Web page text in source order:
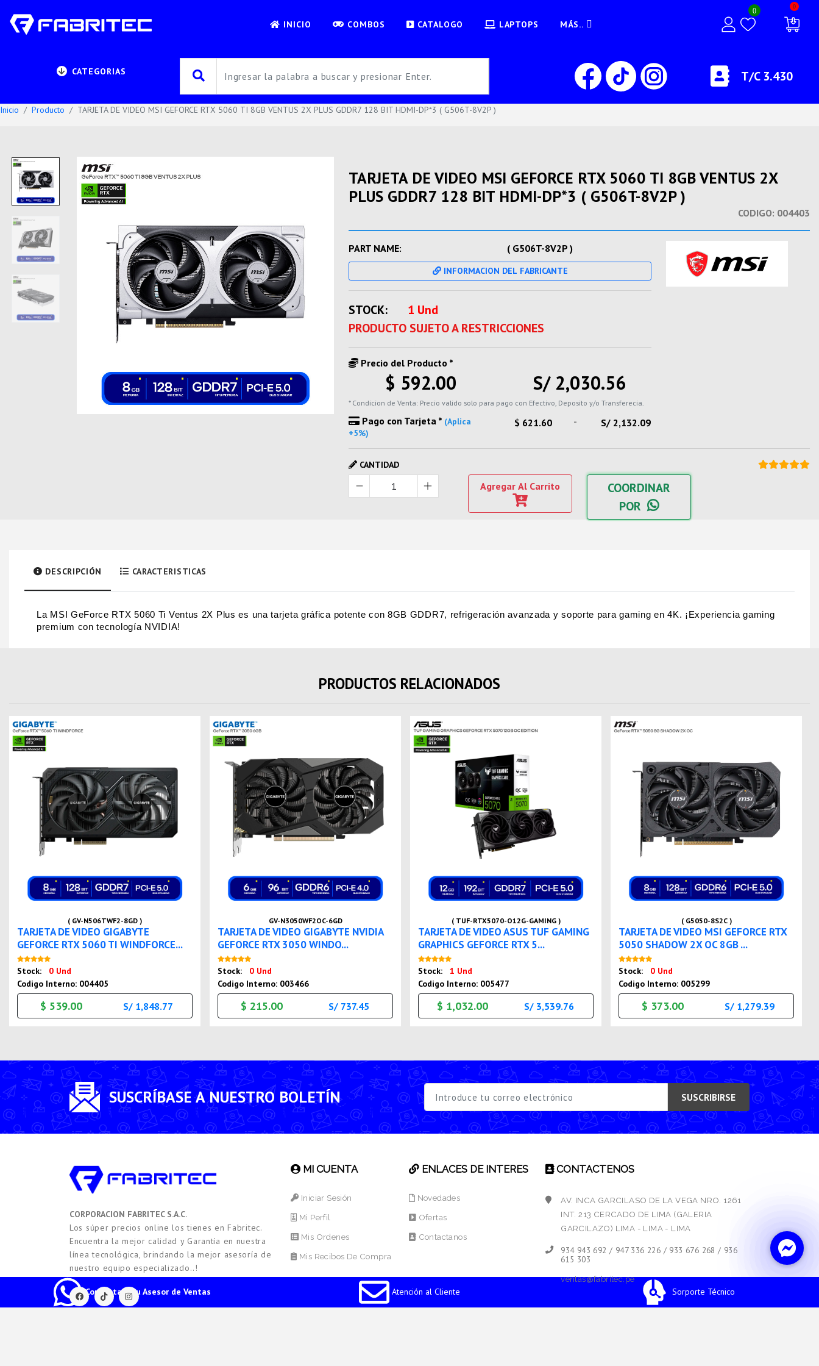
INICIO COMBOS CATALOGO LAPTOPS MÁS..
0
0
CATEGORIAS T/C 3.430
Inicio Producto TARJETA DE VIDEO MSI GEFORCE RTX 5060 TI 8GB VENTUS 2X PLUS GDDR7 128 BIT HDMI-DP*3 ( G506T-8V2P )
TARJETA DE VIDEO MSI GEFORCE RTX 5060 TI 8GB VENTUS 2X
PLUS GDDR7 128 BIT HDMI-DP*3 ( G506T-8V2P )
CODIGO: 004403
PART NAME: ( G506T-8V2P )
INFORMACION DEL FABRICANTE
STOCK:
1 Und
PRODUCTO SUJETO A RESTRICCIONES
Precio del Producto *
$ 592.00 S/ 2,030.56
* Condicion de Venta: Precio valido solo para pago con Efectivo, Deposito y/o Transferecia.
Pago con Tarjeta * (Aplica
+5%)
$ 621.60 - S/ 2,132.09
CANTIDAD
Agregar Al Carrito
COORDINAR
POR
DESCRIPCIÓN CARACTERISTICAS
La MSI GeForce RTX 5060 Ti Ventus 2X Plus es una tarjeta gráfica potente con 8GB GDDR7, refrigeración avanzada y soporte para gaming en 4K. ¡Experiencia gaming
premium con tecnología NVIDIA!
PRODUCTOS RELACIONADOS
( GV-N506TWF2-8GD )
TARJETA DE VIDEO GIGABYTE
GEFORCE RTX 5060 TI WINDFORCE...
Stock:
0 Und
Codigo Interno: 004405
$ 539.00 S/ 1,848.77
GV-N3050WF2OC-6GD
TARJETA DE VIDEO GIGABYTE NVIDIA
GEFORCE RTX 3050 WINDO...
Stock:
0 Und
Codigo Interno: 003466
$ 215.00 S/ 737.45
( TUF-RTX5070-O12G-GAMING )
TARJETA DE VIDEO ASUS TUF GAMING
GRAPHICS GEFORCE RTX 5...
Stock:
1 Und
Codigo Interno: 005477
$ 1,032.00 S/ 3,539.76
( G5050-8S2C )
TARJETA DE VIDEO MSI GEFORCE RTX
5050 SHADOW 2X OC 8GB ...
Stock:
0 Und
Codigo Interno: 005299
$ 373.00 S/ 1,279.39
SUSCRÍBASE A NUESTRO BOLETÍN SUSCRIBIRSE
Contacta a tu Asesor de Ventas Atención al Cliente Sorporte Técnico
CORPORACION FABRITEC S.A.C.
Los súper precios online los tienes en Fabritec.
Encuentra la mejor calidad y Garantía en nuestra
línea tecnológica, brindando la mejor asesoría de
nuestro equipo especializado..!
MI CUENTA
Iniciar Sesión
Mi Perfil
Mis Ordenes
Mis Recibos De Compra
ENLACES DE INTERES
Novedades
Ofertas
Contactanos
CONTACTENOS
AV. INCA GARCILASO DE LA VEGA NRO. 1261
INT. 213 CERCADO DE LIMA (GALERIA
GARCILAZO) LIMA - LIMA - LIMA
934 943 692 / 947 336 226 / 933 676 268 / 936
615 303
ventas@fabritec.pe